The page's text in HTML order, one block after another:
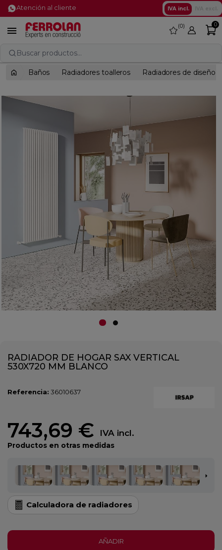
Atención al cliente IVA incl.
 favorite
0 0
Buscar productos...
Baños Radiadores toalleros Radiadores de diseño
RADIADOR DE HOGAR SAX VERTICAL
530X720 MM BLANCO
Referencia: 36010637
743,69 € IVA incl.
Productos en otras medidas
Calculadora de radiadores
AÑADIR